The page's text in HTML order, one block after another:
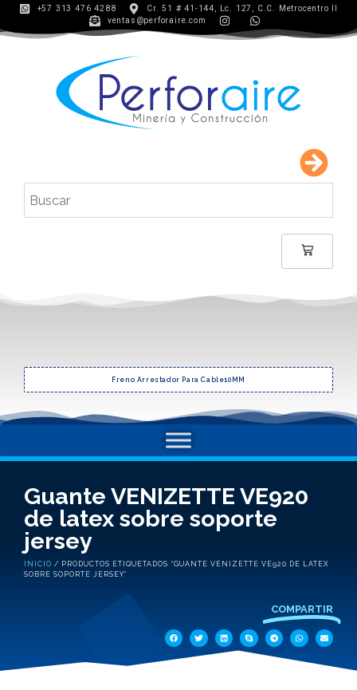
+57 313 476 4288
Cr. 51 # 41-144, Lc. 127, C.C. Metrocentro II
ventas@perforaire.com
Freno Arrestador Para Cable10MM
Guante VENIZETTE VE920
de latex sobre soporte
jersey
INICIO / PRODUCTOS ETIQUETADOS “GUANTE VENIZETTE VE920 DE LATEX
SOBRE SOPORTE JERSEY”
COMPARTIR